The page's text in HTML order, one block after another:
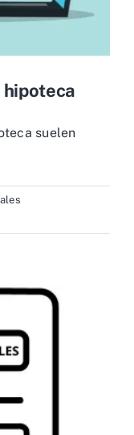
hipoteca
suelen